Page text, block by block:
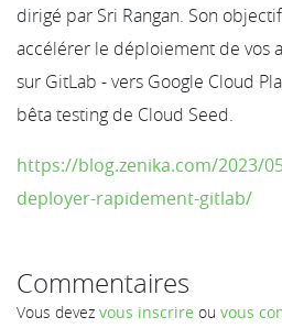
dirigé par Sri Rangan. Son
accélérer le déploiement de vos
sur GitLab - vers Google Cloud
bêta testing de Cloud Seed.
https://blog.zenika.com/2023/
deployer-rapidement-gitlab/
Commentaires
Vous devez vous inscrire ou vous